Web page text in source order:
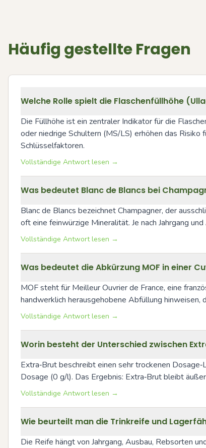
Häufig gestellte Fragen
Welche Rolle spielt die Flaschenfüllhöhe
Die Füllhöhe ist ein zentraler Indikator für die
oder niedrige Schultern (MS/LS) erhöhen das Risiko
Schlüsselfaktoren.
Vollständige Antwort lesen →
Was bedeutet Blanc de Blancs bei
Blanc de Blancs bezeichnet Champagner, der
oft eine feinwürzige Mineralität. Je nach Jahrgang
Vollständige Antwort lesen →
Was bedeutet die Abkürzung MOF in einer
MOF steht für Meilleur Ouvrier de France, eine
handwerklich herausgehobene Abfüllung
Vollständige Antwort lesen →
Worin besteht der Unterschied zwischen
Extra‑Brut beschreibt einen sehr trockenen
Dosage (0 g/l). Das Ergebnis: Extra‑Brut bleibt
Vollständige Antwort lesen →
Wie beurteilt man die Trinkreife und
Die Reife hängt von Jahrgang, Ausbau, Rebsorten